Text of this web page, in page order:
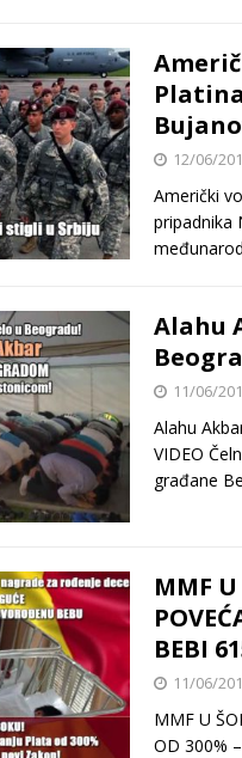
12/06/
Američki
pripadnika
Alahu
11/06/
Alahu
VIDEO
građane
MMF
BEBI
11/06/
MMF U
OD 300%